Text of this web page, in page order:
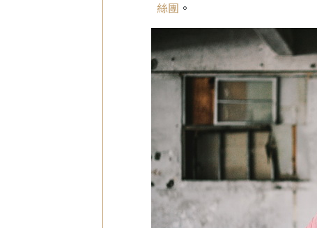
絲團 。